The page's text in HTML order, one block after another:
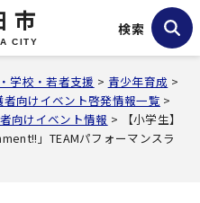
市
CITY
検索
学校・若者支援 > 青少年育成 >
向けイベント啓発情報一覧 >
向けイベント情報 > 【小学生】
」TEAMパフォーマンスラ